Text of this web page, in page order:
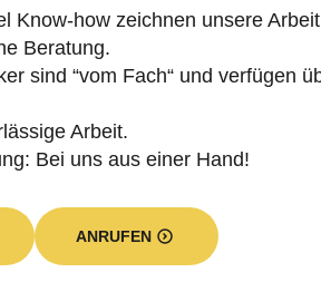
Know-how zeichnen unsere
Beratung.
sind “vom Fach“ und verfügen
Arbeit.
Bei uns aus einer Hand!
ANRUFEN